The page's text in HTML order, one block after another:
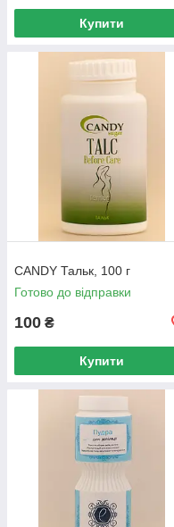
Купити
CANDY Тальк, 100 г
Готово до відправки
100 ₴
Купити